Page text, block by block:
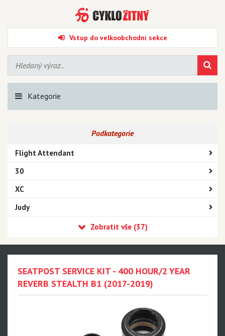
Vstup do velkoobchodní sekce
Kategorie
Podkategorie
Flight Attendant
30
XC
Judy
Reba
35
Revelation
SEATPOST SERVICE KIT - 400 HOUR/2 YEAR
REVERB STEALTH B1 (2017-2019)